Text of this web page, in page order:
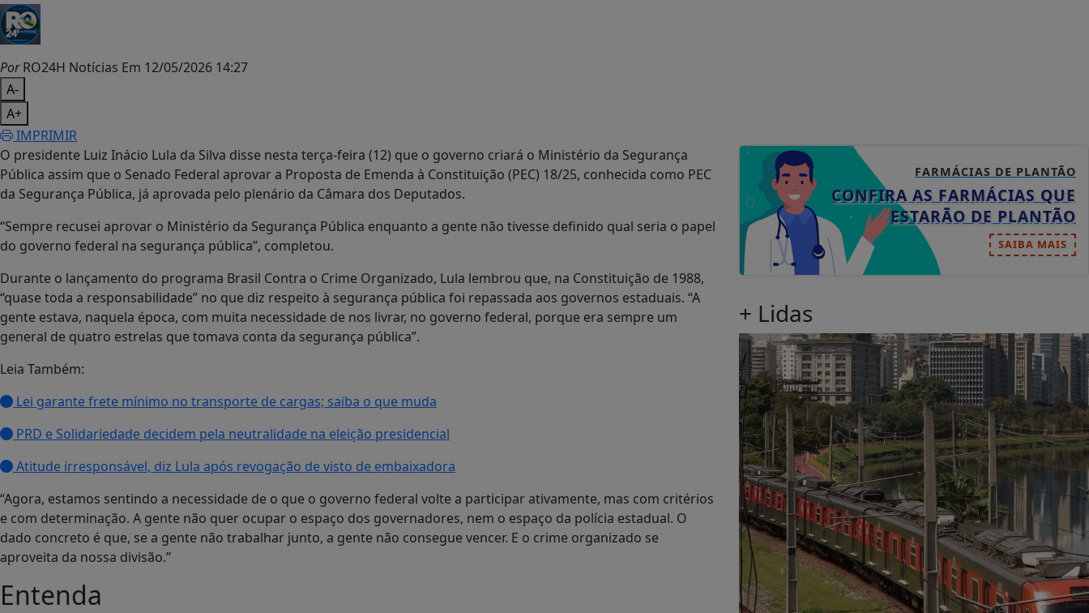
PorRO24H Notícias Em 12/05/2026 14:27
A-
A+
IMPRIMIR
O presidente Luiz Inácio Lula da Silva disse nesta terça-feira (12) que o governo criará o Ministério da Segurança
Pública assim que o Senado Federal aprovar a Proposta de Emenda à Constituição (PEC) 18/25, conhecida como PEC
da Segurança Pública, já aprovada pelo plenário da Câmara dos Deputados.
“Sempre recusei aprovar o Ministério da Segurança Pública enquanto a gente não tivesse definido qual seria o papel
do governo federal na segurança pública”, completou.
Durante o lançamento do programa Brasil Contra o Crime Organizado, Lula lembrou que, na Constituição de 1988,
“quase toda a responsabilidade” no que diz respeito à segurança pública foi repassada aos governos estaduais. “A
gente estava, naquela época, com muita necessidade de nos livrar, no governo federal, porque era sempre um
general de quatro estrelas que tomava conta da segurança pública”.
Leia Também:
Lei garante frete mínimo no transporte de cargas; saiba o que muda
PRD e Solidariedade decidem pela neutralidade na eleição presidencial
Atitude irresponsável, diz Lula após revogação de visto de embaixadora
“Agora, estamos sentindo a necessidade de o que o governo federal volte a participar ativamente, mas com critérios
e com determinação. A gente não quer ocupar o espaço dos governadores, nem o espaço da polícia estadual. O
dado concreto é que, se a gente não trabalhar junto, a gente não consegue vencer. E o crime organizado se
aproveita da nossa divisão.”
Entenda
FARMÁCIAS DE PLANTÃO
CONFIRA AS FARMÁCIAS QUE
ESTARÃO DE PLANTÃO
SAIBA MAIS
+ Lidas